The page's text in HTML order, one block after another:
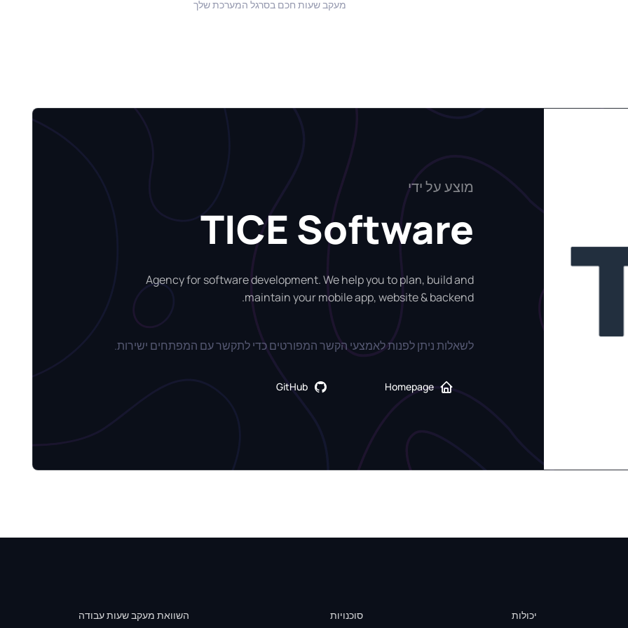
מעקב שעות חכם בסרגל המערכת שלך
מוצע על ידי
TICE Software
Agency for software development. We help you to plan, build and
maintain your mobile app, website & backend.
לשאלות ניתן לפנות לאמצעי הקשר המפורטים כדי לתקשר עם המפתחים ישירות.
Homepage
GitHub
יכולות סוכנויות השוואת מעקב שעות עבודה